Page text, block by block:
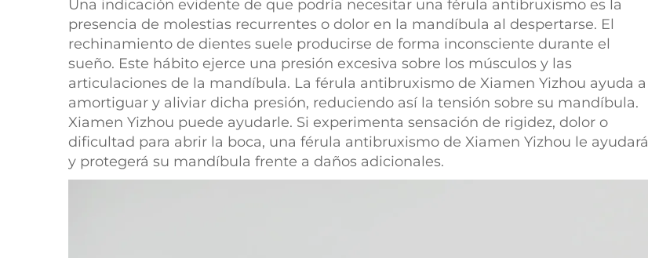
Una indicación evidente de que podría necesitar una férula antibruxismo es la
presencia de molestias recurrentes o dolor en la mandíbula al despertarse. El
rechinamiento de dientes suele producirse de forma inconsciente durante el
sueño. Este hábito ejerce una presión excesiva sobre los músculos y las
articulaciones de la mandíbula. La férula antibruxismo de Xiamen Yizhou ayuda a
amortiguar y aliviar dicha presión, reduciendo así la tensión sobre su mandíbula.
Xiamen Yizhou puede ayudarle. Si experimenta sensación de rigidez, dolor o
dificultad para abrir la boca, una férula antibruxismo de Xiamen Yizhou le ayudará
y protegerá su mandíbula frente a daños adicionales.